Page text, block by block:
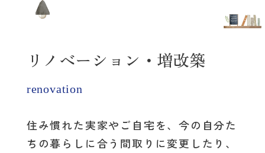
リノベーション・増改築
renovation
住み慣れた実家やご自宅を、今の自分た
ちの暮らしに合う間取りに変更したり、